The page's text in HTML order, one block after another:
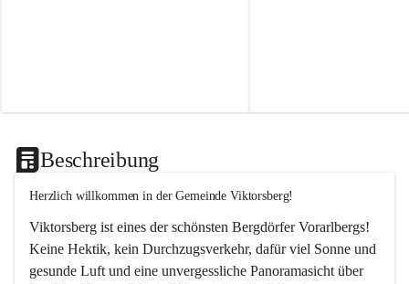
Beschreibung
Herzlich willkommen in der Gemeinde Viktorsberg!
Viktorsberg ist eines der schönsten Bergdörfer Vorarlbergs!
Keine Hektik, kein Durchzugsverkehr, dafür viel Sonne und
gesunde Luft und eine unvergessliche Panoramasicht über